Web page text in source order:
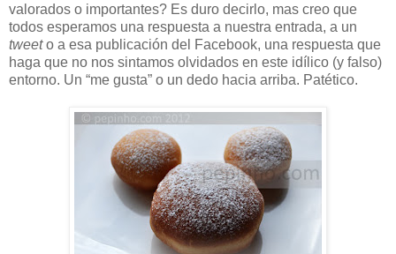
valorados o importantes? Es duro decirlo, mas creo que
todos esperamos una respuesta a nuestra entrada, a un
tweeto a esa publicación del Facebook, una respuesta que
haga que no nos sintamos olvidados en este idílico (y falso)
entorno. Un “me gusta” o un dedo hacia arriba. Patético.